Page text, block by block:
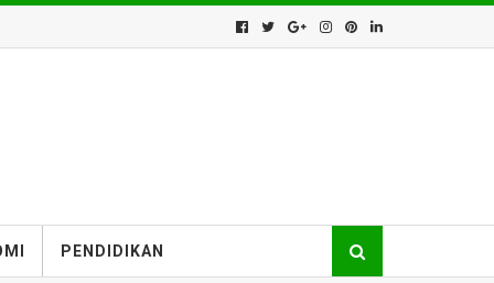
PENDIDIKAN